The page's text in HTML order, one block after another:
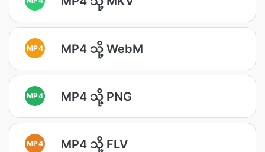
MP4 MP4 သို့ WebM
MP4 MP4 သို့ PNG
MP4 MP4 သို့ FLV